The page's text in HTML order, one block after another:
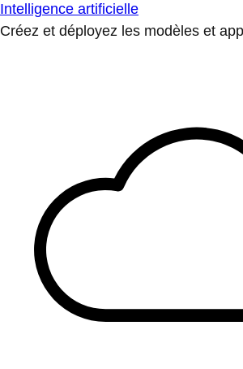
Intelligence artificielle
Créez et déployez les modèles et